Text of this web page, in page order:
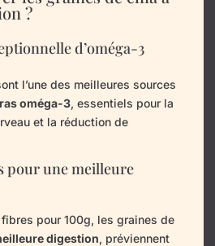
?
d’oméga-3
l’une des meilleures sources
oméga-3, essentiels pour la
et la réduction de
pour une meilleure
pour 100g, les graines de
digestion, préviennent